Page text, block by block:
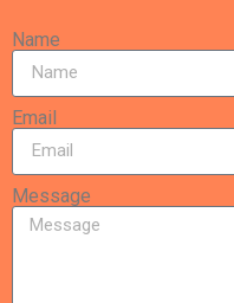
Name
Email
Message